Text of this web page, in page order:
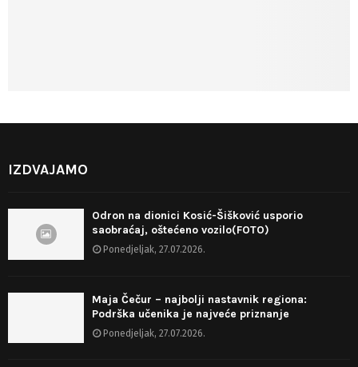
IZDVAJAMO
Odron na dionici Kosić-Šišković usporio
saobraćaj, oštećeno vozilo(FOTO)
Ponedjeljak, 27.07.2026.
Maja Čečur – najbolji nastavnik regiona:
Podrška učenika je najveće priznanje
Ponedjeljak, 27.07.2026.